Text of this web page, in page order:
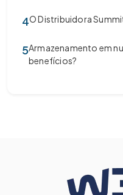
4O Distribuidora
5Armazenamento em
benefícios?